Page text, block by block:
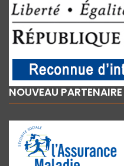
NOUVEAU PARTENAIRE